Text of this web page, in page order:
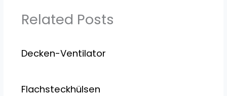
Related Posts
Decken-Ventilator
Flachsteckhülsen